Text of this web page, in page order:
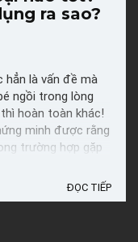
ra sao?
hẳn là vấn đề mà
ngồi trong lòng
hoàn toàn khác!
minh được rằng
trường hợp gặp
ĐỌC TIẾP